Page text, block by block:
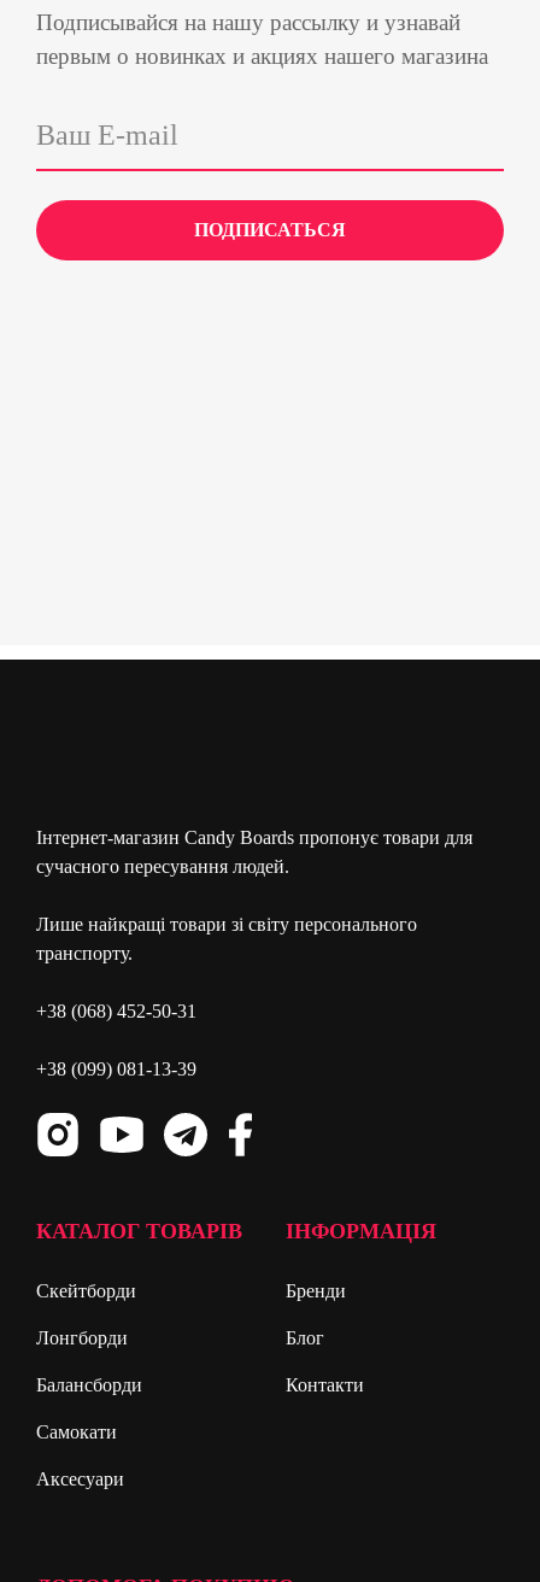
Подписывайся на нашу рассылку и узнавай
первым о новинках и акциях нашего магазина
Інтернет-магазин Candy Boards пропонує товари для
сучасного пересування людей.
Лише найкращі товари зі світу персонального
транспорту.
+38 (068) 452-50-31
+38 (099) 081-13-39
КАТАЛОГ ТОВАРІВ
Скейтборди
Лонгборди
Балансборди
Самокати
Аксесуари
ІНФОРМАЦІЯ
Бренди
Блог
Контакти